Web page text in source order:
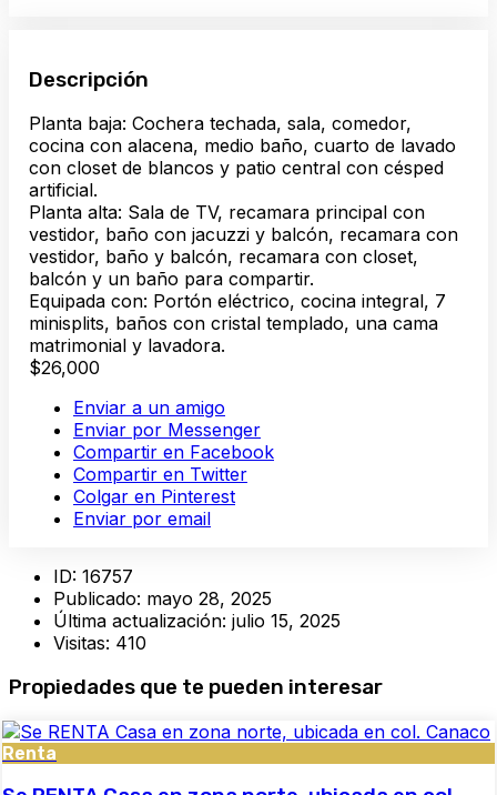
Descripción
Planta baja: Cochera techada, sala, comedor,
cocina con alacena, medio baño, cuarto de lavado
con closet de blancos y patio central con césped
artificial.
Planta alta: Sala de TV, recamara principal con
vestidor, baño con jacuzzi y balcón, recamara con
vestidor, baño y balcón, recamara con closet,
balcón y un baño para compartir.
Equipada con: Portón eléctrico, cocina integral, 7
minisplits, baños con cristal templado, una cama
matrimonial y lavadora.
$26,000
Enviar a un amigo
Enviar por Messenger
Compartir en Facebook
Compartir en Twitter
Colgar en Pinterest
Enviar por email
ID: 16757
Publicado: mayo 28, 2025
Última actualización: julio 15, 2025
Visitas: 410
Propiedades que te pueden interesar
Renta